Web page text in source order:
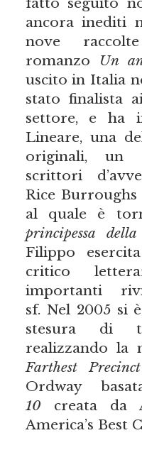
ancora inediti
nove
romanzo Un
uscito in Italia
stato finalista
settore, e ha
Lineare, una
originali, un
scrittori
Rice Burroughs
al quale è
principessa
Filippo
critico
importanti
sf. Nel 2005 si
stesura di
realizzando
Farthest Precinct
Ordway
10 creata da
America’s Best